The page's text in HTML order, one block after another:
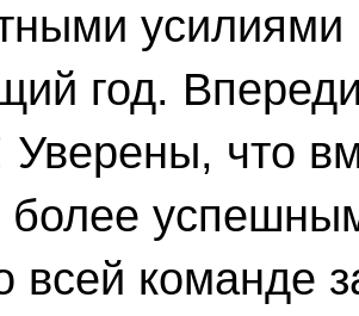
усилиями
год.
Уверены, что
более
всей команде